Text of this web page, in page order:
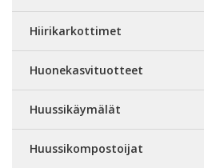
Hiirikarkottimet
Huonekasvituotteet
Huussikäymälät
Huussikompostoijat